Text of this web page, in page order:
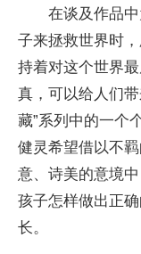
在谈及作品
子来拯救世界时
持着对这个世界
真，可以给人们
藏”系列中的一个
健灵希望借以不
意、诗美的意境
孩子怎样做出正
长。